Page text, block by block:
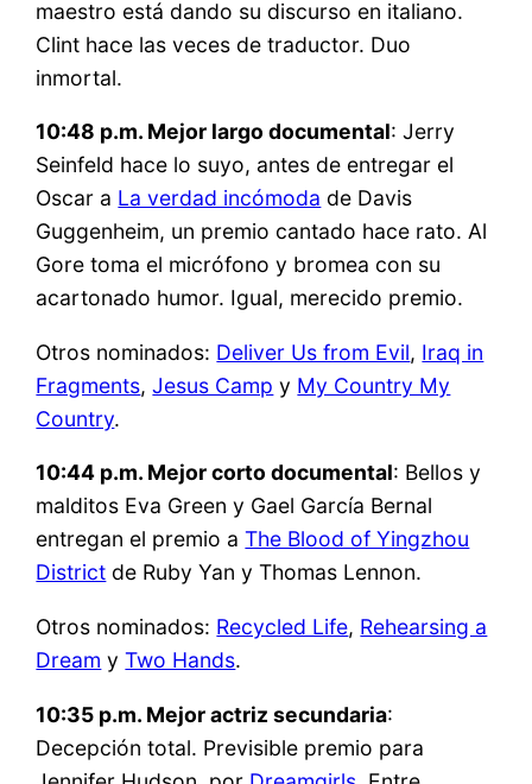
maestro está dando su discurso en italiano.
Clint hace las veces de traductor. Duo
inmortal.
10:48 p.m. Mejor largo documental: Jerry
Seinfeld hace lo suyo, antes de entregar el
Oscar a La verdad incómoda de Davis
Guggenheim, un premio cantado hace rato. Al
Gore toma el micrófono y bromea con su
acartonado humor. Igual, merecido premio.
Otros nominados: Deliver Us from Evil, Iraq in
Fragments,Jesus Camp y My Country My
Country.
10:44 p.m. Mejor corto documental: Bellos y
malditos Eva Green y Gael García Bernal
entregan el premio aThe Blood of Yingzhou
District de Ruby Yan y Thomas Lennon.
Otros nominados: Recycled Life, Rehearsing a
Dream yTwo Hands.
10:35 p.m. Mejor actriz secundaria:
Decepción total. Previsible premio para